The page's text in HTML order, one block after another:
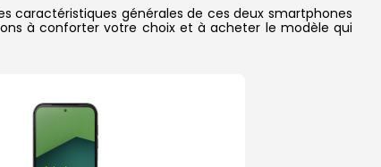
caractéristiques générales de ces deux smartphones
à conforter votre choix et à acheter le modèle qui